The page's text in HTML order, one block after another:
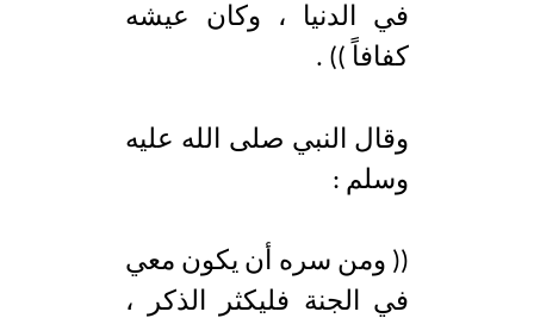
في الدنيا ، وكان عيشه
كفافاً )) .
وقال النبي صلى الله عليه
وسلم :
(( ومن سره أن يكون معي
في الجنة فليكثر الذكر ،